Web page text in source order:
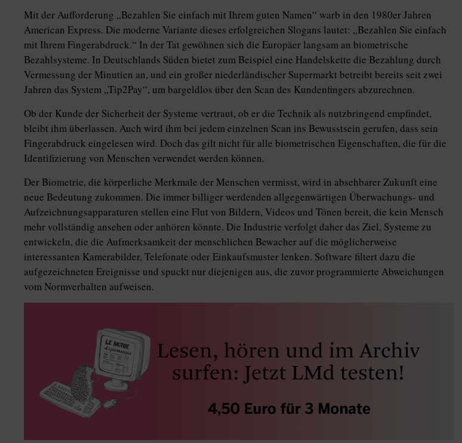
Mit der Aufforderung „Bezahlen Sie einfach mit Ihrem guten Namen“ warb in den 1980er Jahren
American Express. Die moderne Variante dieses erfolgreichen Slogans lautet: „Bezahlen Sie einfach
mit Ihrem Fingerabdruck.“ In der Tat gewöhnen sich die Europäer langsam an biometrische
Bezahlsysteme. In Deutschlands Süden bietet zum Beispiel eine Handelskette die Bezahlung durch
Vermessung der Minutien an, und ein großer niederländischer Supermarkt betreibt bereits seit zwei
Jahren das System „Tip2Pay“, um bargeldlos über den Scan des Kundenfingers abzurechnen.
Ob der Kunde der Sicherheit der Systeme vertraut, ob er die Technik als nutzbringend empfindet,
bleibt ihm überlassen. Auch wird ihm bei jedem einzelnen Scan ins Bewusstsein gerufen, dass sein
Fingerabdruck eingelesen wird. Doch das gilt nicht für alle biometrischen Eigenschaften, die für die
Identifizierung von Menschen verwendet werden können.
Der Biometrie, die körperliche Merkmale der Menschen vermisst, wird in absehbarer Zukunft eine
neue Bedeutung zukommen. Die immer billiger werdenden allgegenwärtigen Überwachungs- und
Aufzeichnungsapparaturen stellen eine Flut von Bildern, Videos und Tönen bereit, die kein Mensch
mehr vollständig ansehen oder anhören könnte. Die Industrie verfolgt daher das Ziel, Systeme zu
entwickeln, die die Aufmerksamkeit der menschlichen Bewacher auf die möglicherweise
interessanten Kamerabilder, Telefonate oder Einkaufsmuster lenken. Software filtert dazu die
aufgezeichneten Ereignisse und spuckt nur diejenigen aus, die zuvor programmierte Abweichungen
vom Normverhalten aufweisen.